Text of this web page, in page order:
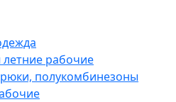
рабочие
полукомбинезоны